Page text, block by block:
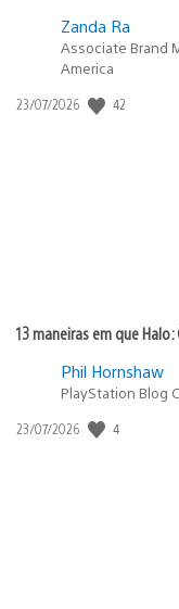
Zanda Ra
Associate Brand
America
Data
23/07/2026 42
13 maneiras em que
Phil Hornshaw
PlayStation Blog
Data
23/07/2026 4